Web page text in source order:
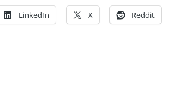
LinkedIn X Reddit